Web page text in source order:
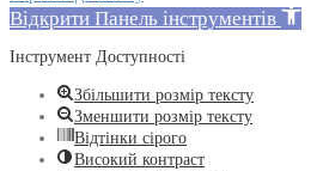
Відкрити Панель інструментів
Інструмент Доступності
Збільшити розмір тексту
Зменшити розмір тексту
Відтінки сірого
Високий контраст